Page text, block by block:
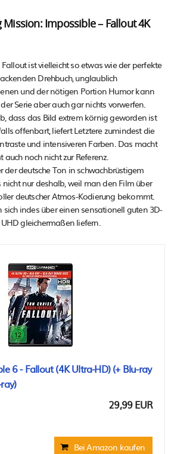
Impossible – Fallout 4K
ist vielleicht so etwas wie der perfekte
Drehbuch, unglaublich
und der nötigen Portion Humor kann
Serie aber auch gar nichts vorwerfen.
dass das Bild extrem körnig geworden ist
offenbart, liefert Letztere zumindest die
und intensiveren Farben. Das macht
noch nicht zur Referenz.
der deutsche Ton in schwachbrüstigem
nur deshalb, weil man den Film über
deutscher Atmos-Kodierung bekommt.
indes über einen sensationell guten 3D-
gleichermaßen liefern.
6 - Fallout (4K Ultra-HD) (+ Blu-ray
29,99 EUR
Bei Amazon kaufen